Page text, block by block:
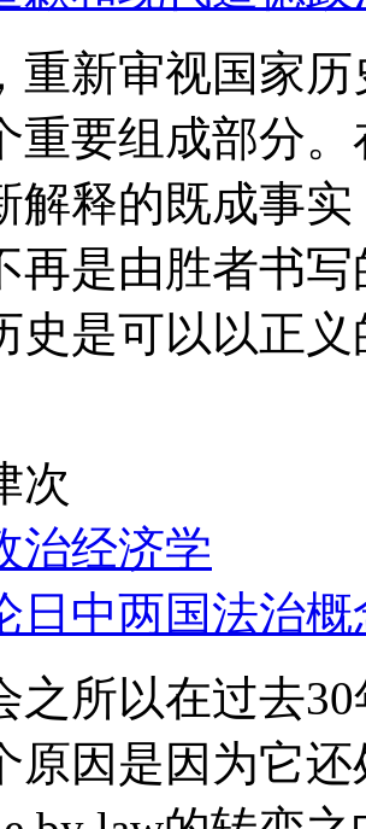
重新审视国家
重要组成部分
解释的既成事
再是由胜者书
史是可以以正
次
治经济学
中两国法治概
之所以在过去
原因是因为它